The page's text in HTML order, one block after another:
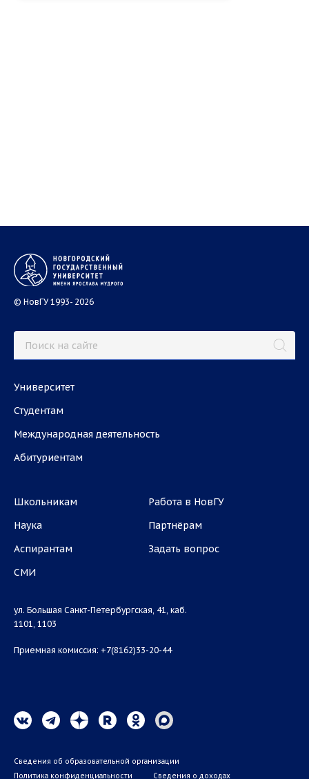
© НовГУ 1993- 2026
Университет
Студентам
Международная деятельность
Абитуриентам
Школьникам
Наука
Аспирантам
СМИ
Работа в НовГУ
Партнёрам
Задать вопрос
ул. Большая Санкт-Петербургская, 41, каб.
1101, 1103
Приемная комиссия: +7(8162)33-20-44
Сведения об образовательной организации
Политика конфиденциальности
Сведения о доходах